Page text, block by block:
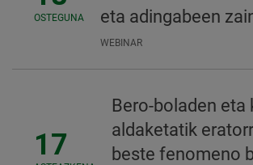
OSTEGUNA
eta adingabeen
WEBINAR
17
Bero-boladen eta
aldaketatik
beste fenomeno